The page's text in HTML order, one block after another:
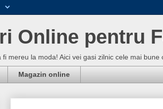
Online pentru
mereu la moda! Aici vei gasi zilnic cele mai
Magazin online